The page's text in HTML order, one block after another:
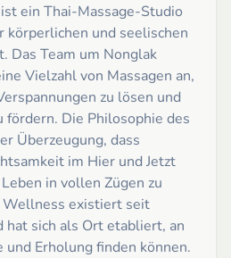
ein Thai-Massage-Studio
körperlichen und seelischen
Das Team um Nonglak
Vielzahl von Massagen an,
zu lösen und
fördern. Die Philosophie des
Überzeugung, dass
im Hier und Jetzt
in vollen Zügen zu
Wellness existiert seit
hat sich als Ort etabliert, an
und Erholung finden können.